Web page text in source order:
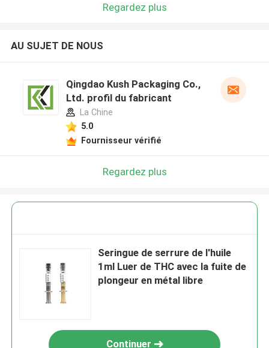
Regardez plus
AU SUJET DE NOUS
Qingdao Kush Packaging Co.,
Ltd. profil du fabricant
La Chine
5.0
Fournisseur vérifié
Regardez plus
Seringue de serrure de l'huile
1ml Luer de THC avec la fuite de
plongeur en métal libre
Continuer